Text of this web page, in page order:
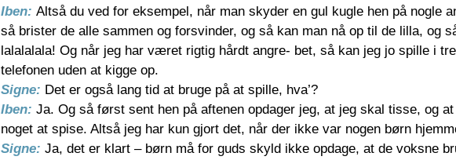
Iben: Altså du ved for eksempel, når man skyder en gul kugle hen på nogle
så brister de alle sammen og forsvinder, og så kan man nå op til de lilla, og
lalalalala! Og når jeg har været rigtig hårdt angre- bet, så kan jeg jo spille i
telefonen uden at kigge op.
Signe: Det er også lang tid at bruge på at spille, hva’?
Iben: Ja. Og så først sent hen på aftenen opdager jeg, at jeg skal tisse, og
noget at spise. Altså jeg har kun gjort det, når der ikke var nogen børn
Signe: Ja, det er klart – børn må for guds skyld ikke opdage, at de voksne